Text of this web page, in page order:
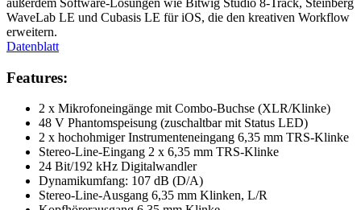
WaveLab LE und Cubasis LE für iOS, die den kreativen Workflow
erweitern.
Datenblatt
Features:
2 x Mikrofoneingänge mit Combo-Buchse (XLR/Klinke)
48 V Phantomspeisung (zuschaltbar mit Status LED)
2 x hochohmiger Instrumenteneingang 6,35 mm TRS-Klinke
Stereo-Line-Eingang 2 x 6,35 mm TRS-Klinke
24 Bit/192 kHz Digitalwandler
Dynamikumfang: 107 dB (D/A)
Stereo-Line-Ausgang 6,35 mm Klinken, L/R